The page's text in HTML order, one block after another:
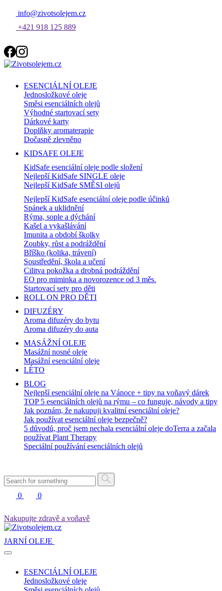
info@zivotsolejem.cz
+421 918 125 889
ESENCIÁLNÍ OLEJE
Jednosložkové oleje
Směsi esenciálních olejů
Výhodné startovací sety
Dárkové karty
Doplňky aromaterapie
Dočasně zlevněno
KIDSAFE OLEJE
KidSafe esenciální oleje podle složení
Nejlepší KidSafe SINGLE oleje
Nejlepší KidSafe SMĚSI olejů
Nejlepší KidSafe esenciální oleje podle účinků
Spánek a uklidnění
Rýma, sople a dýchání
Kašel a vykašlávání
Imunita a období školky
Zoubky, růst a podráždění
Bříško (kolika, trávení)
Soustředění, škola a učení
Cilitva pokožka a drobná podráždění
EO pro miminka a novorozence od 3 měs.
Startovací sety pro děti
ROLL ON PRO DĚTI
DIFUZÉRY
Aroma difuzéry do bytu
Aroma difuzéry do auta
MASÁŽNÍ OLEJE
Masážní nosné oleje
Masážní esenciální oleje
LÉTO
BLOG
Nejlepší esenciální oleje na Vánoce + tipy na voňavý dárek
TOP 5 esenciálních olejů na rýmu – co funguje, návody a tipy
Jak poznám, že nakupuji kvalitní esenciální oleje?
Jak používat esenciální oleje bezpečně?
5 důvodů, proč jsem nechala esenciální oleje doTerra a začala
používat Plant Therapy
Speciální používání esenciálních olejů
0 0
Nakupujte zdravě a voňavě
JARNÍ OLEJE
ESENCIÁLNÍ OLEJE
Jednosložkové oleje